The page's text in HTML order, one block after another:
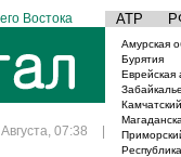
Востока АТР
07:38 |
Амурская
Бурятия
Еврейская